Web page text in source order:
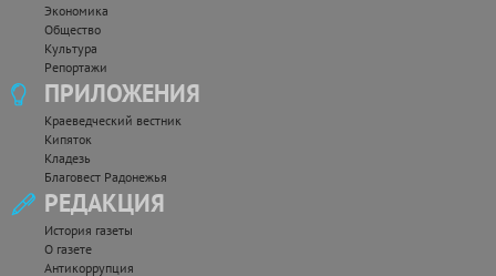
Экономика
Общество
Культура
Репортажи
ПРИЛОЖЕНИЯ
Краеведческий вестник
Кипяток
Кладезь
Благовест Радонежья
РЕДАКЦИЯ
История газеты
О газете
Антикоррупция